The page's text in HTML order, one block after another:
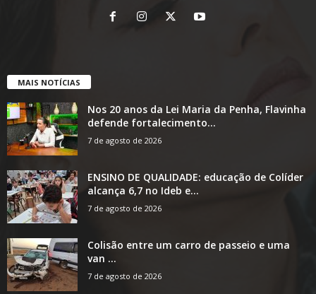
MAIS NOTÍCIAS
Nos 20 anos da Lei Maria da Penha, Flavinha
defende fortalecimento...
7 de agosto de 2026
ENSINO DE QUALIDADE: educação de Colíder
alcança 6,7 no Ideb e...
7 de agosto de 2026
Colisão entre um carro de passeio e uma
van ...
7 de agosto de 2026